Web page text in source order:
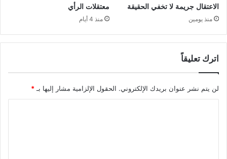
الاعتقال جريمة لا تخفي الحقيقة
منذ يومين
معتقلات الرأي
منذ 4 أيام
اترك تعليقاً
لن يتم نشر عنوان بريدك الإلكتروني. الحقول الإلزامية مشار إليها بـ *